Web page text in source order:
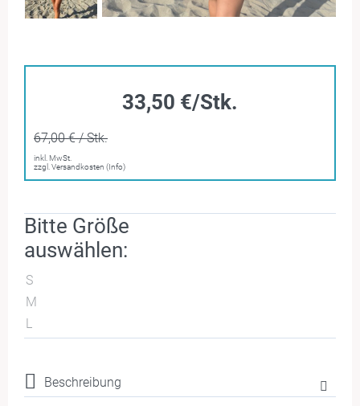
33,50 €/Stk.
67,00 € / Stk.
inkl. MwSt.
zzgl. Versandkosten (Info)
Bitte Größe
auswählen:
S
M
L
Beschreibung